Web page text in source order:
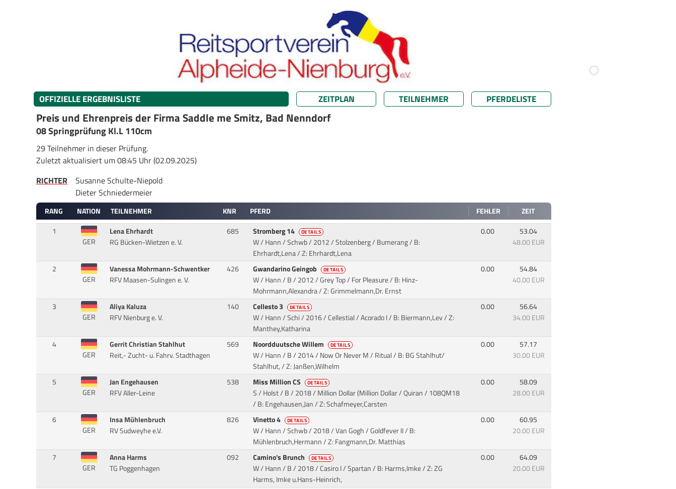
OFFIZIELLE ERGEBNISLISTE ZEITPLAN TEILNEHMER PFERDELISTE
Preis und Ehrenpreis der Firma Saddle me Smitz, Bad Nenndorf
08 Springprüfung Kl.L 110cm
29 Teilnehmer in dieser Prüfung.
Zuletzt aktualisiert um 08:45 Uhr (02.09.2025)
RICHTER
Susanne Schulte-Niepold
Dieter Schniedermeier
RANG NATION TEILNEHMER KNR PFERD FEHLER
ZEIT
1
GER
Lena Ehrhardt
RG Bücken-Wietzen e. V.
685 Stromberg 14 DETAILS
W / Hann / Schwb / 2012 / Stolzenberg / Bumerang/ B:
Ehrhardt,Lena / Z: Ehrhardt,Lena
0.00
53.04
48.00 EUR
2
GER
Vanessa Mohrmann-Schwentker
RFV Maasen-Sulingen e. V.
426 Gwandarino Geingob DETAILS
W / Hann / B / 2012 / Grey Top / For Pleasure/ B: Hinz-
Mohrmann,Alexandra / Z: Grimmelmann,Dr. Ernst
0.00
54.84
40.00 EUR
3
GER
Aliya Kaluza
RFV Nienburg e. V.
140 Cellesto 3 DETAILS
W / Hann / Schi / 2016 / Cellestial / Acorado I/ B: Biermann,Lev / Z:
Manthey,Katharina
0.00
56.64
34.00 EUR
4
GER
Gerrit Christian Stahlhut
Reit,- Zucht- u. Fahrv. Stadthagen
569 Noordduutsche Willem DETAILS
W / Hann / B / 2014 / Now Or Never M / Ritual/ B: BG Stahlhut/
Stahlhut, / Z: Janßen,Wilhelm
0.00
57.17
30.00 EUR
5
GER
Jan Engehausen
RFV Aller-Leine
538 Miss Million CS DETAILS
S / Holst / B / 2018 / Million Dollar (Million Dollar / Quiran/ 108QM18
/ B: Engehausen,Jan / Z: Schafmeyer,Carsten
0.00
58.09
28.00 EUR
6
GER
Insa Mühlenbruch
RV Sudweyhe e.V.
826 Vinetto 4 DETAILS
W / Hann / Schwb / 2018 / Van Gogh / Goldfever II/ B:
Mühlenbruch,Hermann / Z: Fangmann,Dr. Matthias
0.00
60.95
20.00 EUR
7
GER
Anna Harms
TG Poggenhagen
092 Camino's Brunch DETAILS
W / Hann / B / 2018 / Casiro I / Spartan/ B: Harms,Imke / Z: ZG
Harms, Imke u.Hans-Heinrich,
0.00
64.09
20.00 EUR